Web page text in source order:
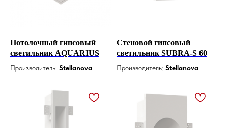
Потолочный гипсовый
светильник AQUARIUS
Производитель: Stellanova
Стеновой гипсовый
светильник SUBRA-S 60
Производитель: Stellanova